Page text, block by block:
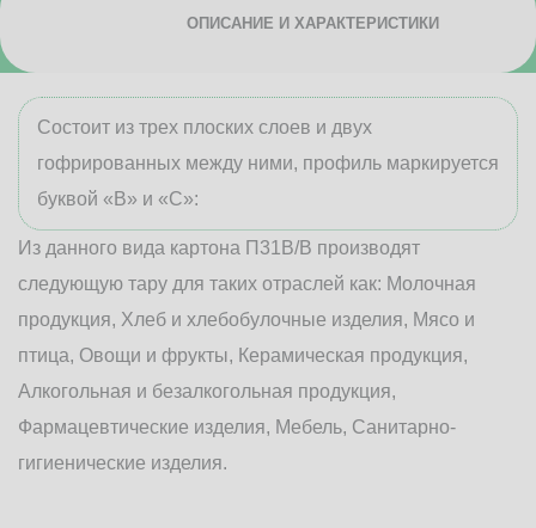
ОПИСАНИЕ И ХАРАКТЕРИСТИКИ
Состоит из трех плоских слоев и двух
гофрированных между ними, профиль маркируется
буквой «В» и «С»:
Из данного вида картона П31В/B производят
следующую тару для таких отраслей как: Молочная
продукция, Хлеб и хлебобулочные изделия, Мясо и
птица, Овощи и фрукты, Керамическая продукция,
Алкогольная и безалкогольная продукция,
Фармацевтические изделия, Мебель, Санитарно-
гигиенические изделия.